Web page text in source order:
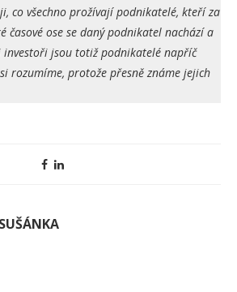
co všechno prožívají podnikatelé, kteří za
časové ose se daný podnikatel nachází a
investoři jsou totiž podnikatelé napříč
rozumíme, protože přesně známe jejich